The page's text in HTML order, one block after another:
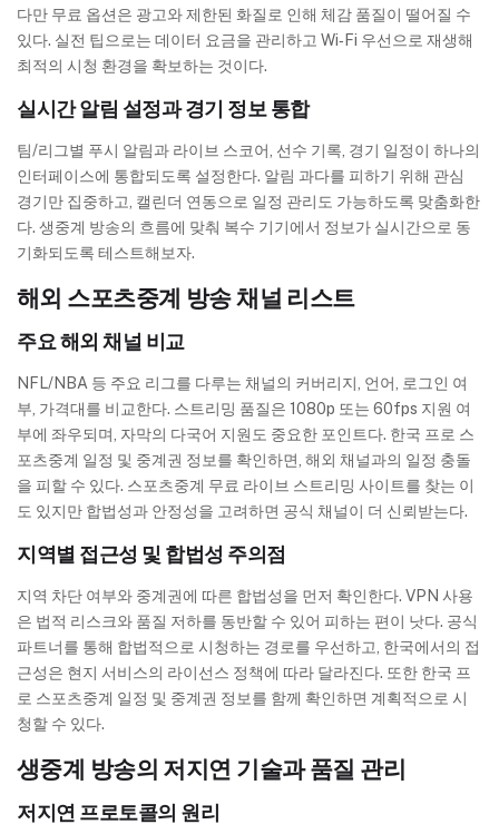
다만 무료 옵션은 광고와 제한된 화질로 인해 체감 품질이 떨어질 수
있다. 실전 팁으로는 데이터 요금을 관리하고 Wi‑Fi 우선으로 재생해
최적의 시청 환경을 확보하는 것이다.
실시간 알림 설정과 경기 정보 통합
팀/리그별 푸시 알림과 라이브 스코어, 선수 기록, 경기 일정이 하나의
인터페이스에 통합되도록 설정한다. 알림 과다를 피하기 위해 관심
경기만 집중하고, 캘린더 연동으로 일정 관리도 가능하도록 맞춤화한
다. 생중계 방송의 흐름에 맞춰 복수 기기에서 정보가 실시간으로 동
기화되도록 테스트해보자.
해외 스포츠중계 방송 채널 리스트
주요 해외 채널 비교
NFL/NBA 등 주요 리그를 다루는 채널의 커버리지, 언어, 로그인 여
부, 가격대를 비교한다. 스트리밍 품질은 1080p 또는 60fps 지원 여
부에 좌우되며, 자막의 다국어 지원도 중요한 포인트다. 한국 프로 스
포츠중계 일정 및 중계권 정보를 확인하면, 해외 채널과의 일정 충돌
을 피할 수 있다. 스포츠중계 무료 라이브 스트리밍 사이트를 찾는 이
도 있지만 합법성과 안정성을 고려하면 공식 채널이 더 신뢰받는다.
지역별 접근성 및 합법성 주의점
지역 차단 여부와 중계권에 따른 합법성을 먼저 확인한다. VPN 사용
은 법적 리스크와 품질 저하를 동반할 수 있어 피하는 편이 낫다. 공식
파트너를 통해 합법적으로 시청하는 경로를 우선하고, 한국에서의 접
근성은 현지 서비스의 라이선스 정책에 따라 달라진다. 또한 한국 프
로 스포츠중계 일정 및 중계권 정보를 함께 확인하면 계획적으로 시
청할 수 있다.
생중계 방송의 저지연 기술과 품질 관리
저지연 프로토콜의 원리